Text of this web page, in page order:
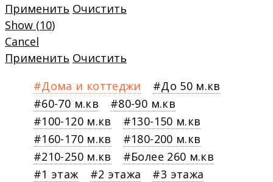
Применить Очистить
Show (10)
Cancel
Применить Очистить
Дома и коттеджи
До 50 м.кв
60-70 м.кв
80-90 м.кв
100-120 м.кв
130-150 м.кв
160-170 м.кв
180-200 м.кв
210-250 м.кв
Более 260 м.кв
1 этаж
2 этажа
3 этажа